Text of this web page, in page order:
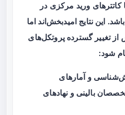
ورید مرکزی در
بیماران بستری در ICU باشد. این نتایج امیدبخش‌اند اما
تغییر گسترده پروتکل‌های
شود:
و آمارهای
بالینی و نهادهای